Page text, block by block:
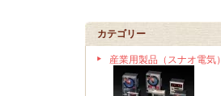
カテゴリー
産業用製品（スナオ電気）